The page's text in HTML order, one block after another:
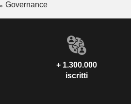
Governance
+ 1.300.000
iscritti